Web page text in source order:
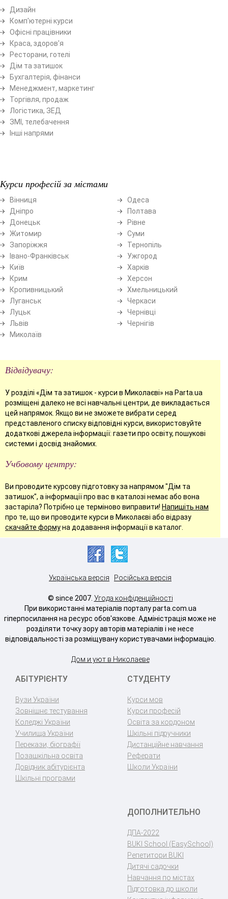
Дизайн
Комп'ютерні курси
Офісні працівники
Краса, здоров'я
Ресторани, готелі
Дім та затишок
Бухгалтерія, фінанси
Менеджмент, маркетинг
Торгівля, продаж
Логістика, ЗЕД
ЗМІ, телебачення
Інші напрями
Курси професій за містами
Вінниця
Дніпро
Донецьк
Житомир
Запоріжжя
Івано-Франківськ
Київ
Крим
Кропивницький
Луганськ
Луцьк
Львів
Миколаїв
Одеса
Полтава
Рівне
Суми
Тернопіль
Ужгород
Харків
Херсон
Хмельницький
Черкаси
Чернівці
Чернігів
Відвідувачу:
У розділі «Дім та затишок - курси в Миколаєві» на Parta.ua
розміщені далеко не всі навчальні центри, де викладається
цей напрямок. Якщо ви не зможете вибрати серед
представленого списку відповідні курси, використовуйте
додаткові джерела інформації: газети про освіту, пошукові
системи і досвід знайомих.
Учбовому центру:
Ви проводите курсову підготовку за напрямом "Дім та
затишок", а інформації про вас в каталозі немає або вона
застаріла? Потрібно це терміново виправити! Напишіть нам
про те, що ви проводите курси в Миколаєві або відразу
скачайте формуна додавання інформації в каталог.
Українська версія Російська версія
© since 2007. Угода конфіденційності
При використанні матеріалів порталу parta.com.ua
гіперпосилання на ресурс обов'язкове. Адміністрація може не
розділяти точку зору авторів матеріалів і не несе
відповідальності за розміщувану користувачами інформацію.
Дом и уют в Николаеве
АБІТУРІЄНТУ
Вузи України
Зовнішнє тестування
Коледжі України
Училища України
Перекази, біографії
Позашкільна освіта
Довідник абітурієнта
Шкільні програми
СТУДЕНТУ
Курси мов
Курси професій
Освіта за кордоном
Шкільні підручники
Дистанційне навчання
Реферати
Школи України
ДОПОЛНИТЕЛЬНО
ДПА-2022
BUKI School (EasySchool)
Репетитори BUKI
Дитячі садочки
Навчання по містах
Підготовка до школи